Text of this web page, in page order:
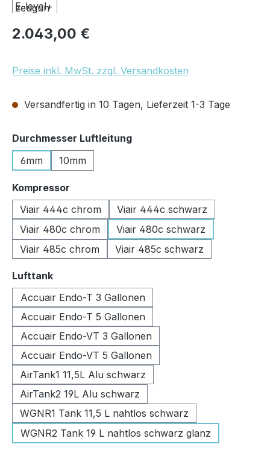
Regulärer Preis:
2.043,00 €
Preise inkl. MwSt. zzgl. Versandkosten
Versandfertig in 10 Tagen, Lieferzeit 1-3 Tage
Durchmesser Luftleitungauswählen
6mm
10mm
Kompressor
Viair 444c chrom
Viair 444c schwarz
Viair 480c chrom
Viair 480c schwarz
Viair 485c chrom
Viair 485c schwarz
Lufttankauswählen
Accuair Endo-T 3 Gallonen
Accuair Endo-T 5 Gallonen
Accuair Endo-VT 3 Gallonen
Accuair Endo-VT 5 Gallonen
AirTank1 11,5L Alu schwarz
AirTank2 19L Alu schwarz
WGNR1 Tank 11,5 L nahtlos schwarz
WGNR2 Tank 19 L nahtlos schwarz glanz